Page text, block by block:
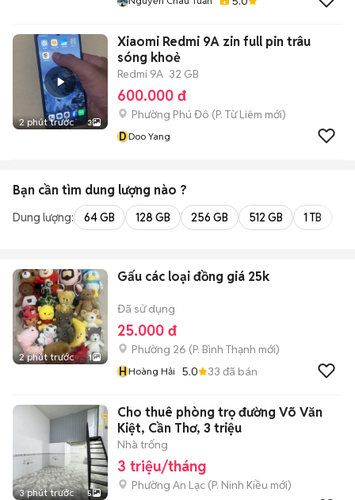
2 phút trước 3
Xiaomi Redmi 9A zin full pin trâu
sóng khoẻ
Redmi 9A 32 GB
600.000 đ
Phường Phú Đô (P. Từ Liêm mới)
DDoo Yang
Bạn cần tìm dung lượng nào ?
Dung lượng: 64 GB 128 GB 256 GB 512 GB 1 TB
2 phút trước 1
Gấu các loại đồng giá 25k
Đã sử dụng
25.000 đ
Phường 26 (P. Bình Thạnh mới)
HHoàng Hải 5.0 33 đã bán
3 phút trước 5
Cho thuê phòng trọ đường Võ Văn
Kiệt, Cần Thơ, 3 triệu
Nhà trống
3 triệu/tháng
Phường An Lạc (P. Ninh Kiều mới)